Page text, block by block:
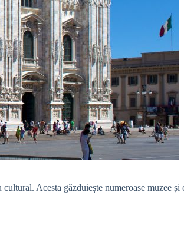
Acesta găzduiește numeroase muzee